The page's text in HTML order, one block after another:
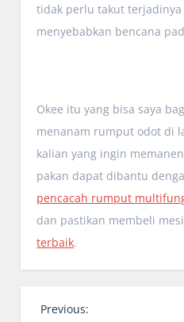
tidak perlu takut
menyebabkan bencana
Okee itu yang bisa saya
menanam rumput odot di
kalian yang ingin
pakan dapat dibantu
pencacah rumput
dan pastikan membeli
terbaik.
P
Previous: